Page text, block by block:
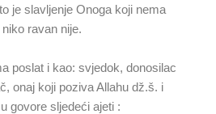
je slavljenje Onoga koji nema
ravan nije.
poslat i kao: svjedok, donosilac
onaj koji poziva Allahu dž.š. i
govore sljedeći ajeti :